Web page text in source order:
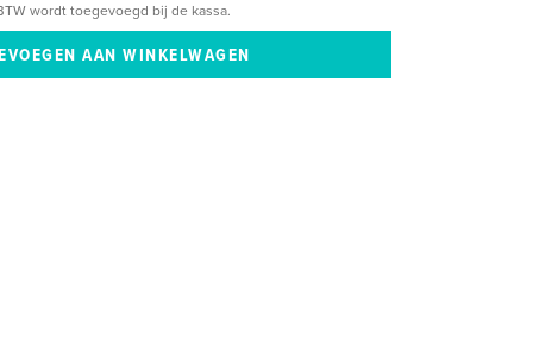
wordt toegevoegd bij de kassa.